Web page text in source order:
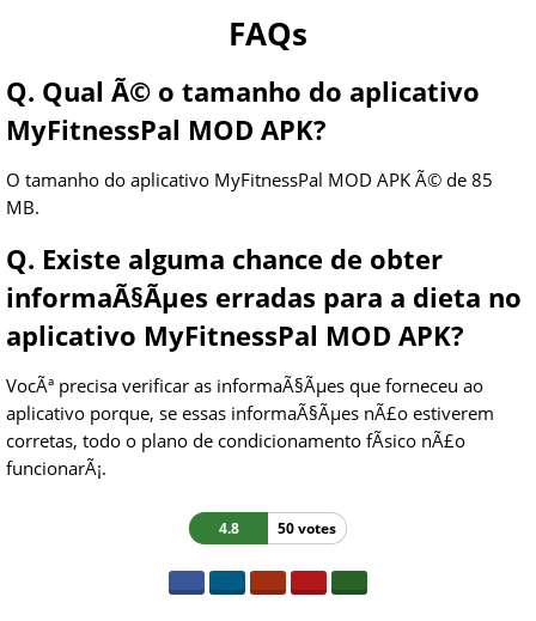
FAQs
Q. Qual Ã© o tamanho do aplicativo
MyFitnessPal MOD APK?
O tamanho do aplicativo MyFitnessPal MOD APK Ã© de 85
MB.
Q. Existe alguma chance de obter
informaÃ§Ãµes erradas para a dieta no
aplicativo MyFitnessPal MOD APK?
VocÃª precisa verificar as informaÃ§Ãµes que forneceu ao
aplicativo porque, se essas informaÃ§Ãµes nÃ£o estiverem
corretas, todo o plano de condicionamento fÃ­sico nÃ£o
funcionarÃ¡.
4.8 50 votes